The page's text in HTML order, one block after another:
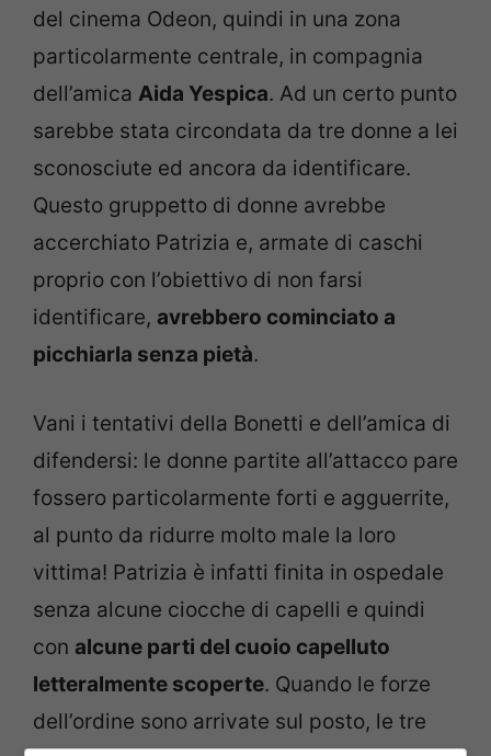
del cinema Odeon, quindi in una zona
particolarmente centrale, in compagnia
dell’amica Aida Yespica. Ad un certo punto
sarebbe stata circondata da tre donne a lei
sconosciute ed ancora da identificare.
Questo gruppetto di donne avrebbe
accerchiato Patrizia e, armate di caschi
proprio con l’obiettivo di non farsi
identificare, avrebbero cominciato a
picchiarla senza pietà.
Vani i tentativi della Bonetti e dell’amica di
difendersi: le donne partite all’attacco pare
fossero particolarmente forti e agguerrite,
al punto da ridurre molto male la loro
vittima! Patrizia è infatti finita in ospedale
senza alcune ciocche di capelli e quindi
con alcune parti del cuoio capelluto
letteralmente scoperte. Quando le forze
dell’ordine sono arrivate sul posto, le tre